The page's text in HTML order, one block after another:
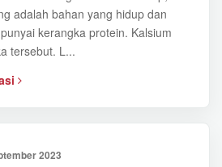
adalah bahan yang hidup dan
kerangka protein. Kalsium
tersebut. L...
2023